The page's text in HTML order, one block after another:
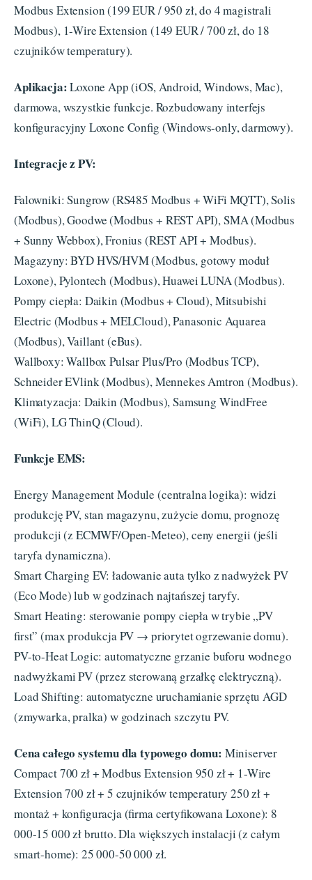
Modbus Extension (199 EUR / 950 zł, do 4 magistrali
Modbus), 1-Wire Extension (149 EUR / 700 zł, do 18
czujników temperatury).
Aplikacja:Loxone App (iOS, Android, Windows, Mac),
darmowa, wszystkie funkcje. Rozbudowany interfejs
konfiguracyjny Loxone Config (Windows-only, darmowy).
Integracje z PV:
Falowniki: Sungrow (RS485 Modbus + WiFi MQTT), Solis
(Modbus), Goodwe (Modbus + REST API), SMA (Modbus
+ Sunny Webbox), Fronius (REST API + Modbus).
Magazyny: BYD HVS/HVM (Modbus, gotowy moduł
Loxone), Pylontech (Modbus), Huawei LUNA (Modbus).
Pompy ciepła: Daikin (Modbus + Cloud), Mitsubishi
Electric (Modbus + MELCloud), Panasonic Aquarea
(Modbus), Vaillant (eBus).
Wallboxy: Wallbox Pulsar Plus/Pro (Modbus TCP),
Schneider EVlink (Modbus), Mennekes Amtron (Modbus).
Klimatyzacja: Daikin (Modbus), Samsung WindFree
(WiFi), LG ThinQ (Cloud).
Funkcje EMS:
Energy Management Module (centralna logika): widzi
produkcję PV, stan magazynu, zużycie domu, prognozę
produkcji (z ECMWF/Open-Meteo), ceny energii (jeśli
taryfa dynamiczna).
Smart Charging EV: ładowanie auta tylko z nadwyżek PV
(Eco Mode) lub w godzinach najtańszej taryfy.
Smart Heating: sterowanie pompy ciepła w trybie „PV
first” (max produkcja PV → priorytet ogrzewanie domu).
PV-to-Heat Logic: automatyczne grzanie buforu wodnego
nadwyżkami PV (przez sterowaną grzałkę elektryczną).
Load Shifting: automatyczne uruchamianie sprzętu AGD
(zmywarka, pralka) w godzinach szczytu PV.
Cena całego systemu dla typowego domu: Miniserver
Compact 700 zł + Modbus Extension 950 zł + 1-Wire
Extension 700 zł + 5 czujników temperatury 250 zł +
montaż + konfiguracja (firma certyfikowana Loxone): 8
000-15 000 zł brutto. Dla większych instalacji (z całym
smart-home): 25 000-50 000 zł.